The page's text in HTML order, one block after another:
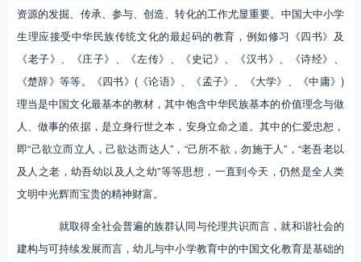
资源的发掘、传承、参与、创造、转化的工作尤显重要。中国大中小学
生理应接受中华民族传统文化的最起码的教育，例如修习《四书》及
《老子》、《庄子》、《左传》、《史记》、《汉书》、《诗经》、
《楚辞》等等。《四书》(《论语》、《孟子》、《大学》、《中庸》)
理当是中国文化最基本的教材，其中饱含中华民族基本的价值理念与做
人、做事的依据，是立身行世之本，安身立命之道。其中的仁爱忠恕，
即“己欲立而立人，己欲达而达人”，“己所不欲，勿施于人”，“老吾老以
及人之老，幼吾幼以及人之幼”等等思想，一直到今天，仍然是全人类
文明中光辉而宝贵的精神财富。
就取得全社会普遍的族群认同与伦理共识而言，就和谐社会的
建构与可持续发展而言，幼儿与中小学教育中的中国文化教育是基础的